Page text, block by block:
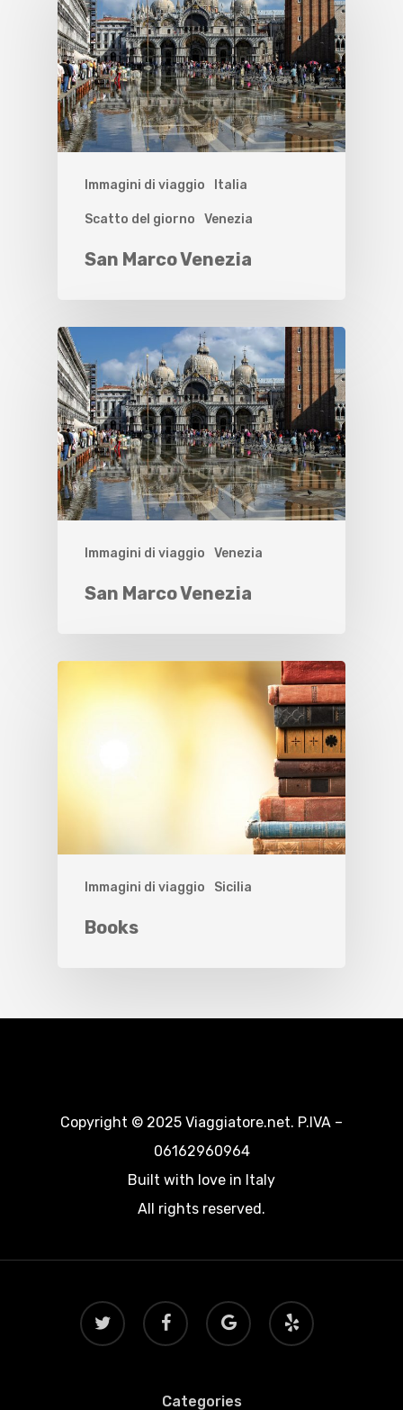
Immagini di viaggio Italia
Scatto del giorno Venezia
San Marco Venezia
Immagini di viaggio Venezia
San Marco Venezia
Immagini di viaggio Sicilia
Books
Copyright © 2025 Viaggiatore.net. P.IVA –
06162960964
Built with love in Italy
All rights reserved.
twitter facebook
google-
plus
yelp
Categories